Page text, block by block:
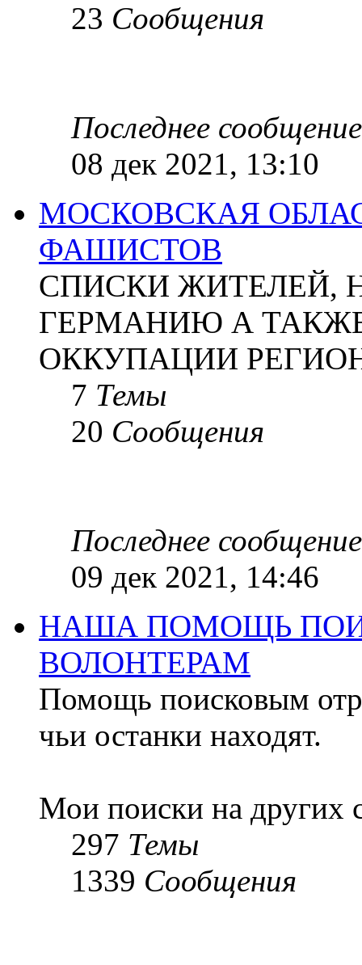
23 Сообщения
Последнее сообщение
08 дек 2021, 13:10
МОСКОВСКАЯ
ФАШИСТОВ
СПИСКИ ЖИТЕЛЕЙ,
ГЕРМАНИЮ А
ОККУПАЦИИ
7 Темы
20 Сообщения
Последнее сообщение
09 дек 2021, 14:46
НАША ПОМОЩЬ
ВОЛОНТЕРАМ
Помощь поисковым
чьи останки находят.
Мои поиски на других
297 Темы
1339 Сообщения